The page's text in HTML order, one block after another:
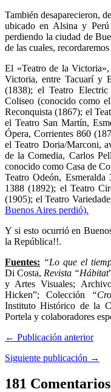
También desaparecieron,
ubicado en Alsina y Perú
perdiendo la ciudad de
de las cuales,
El «Teatro de la
Victoria, entre Tacuarí y
(1838); el Teatro
Coliseo (conocido como
Reconquista (1867); el
el Teatro San Martín,
Ópera, Corrientes 860
el Teatro Doria/Marconi,
de la Comedia, Carlos
conocido como Casa de
Teatro Odeón,
1388 (1892); el Teatro
(1905); el Teatro
Buenos Aires perdió).
Y si esto ocurrió en
la República!!.
Fuentes: “Lo que el
Di Costa, Revista “Hábitat
y Artes Visuales;
Hicken”; Colección
Instituto Histórico de la
Portela y colaboradores
← Publicación anterior
Siguiente publicación →
181 Comentarios